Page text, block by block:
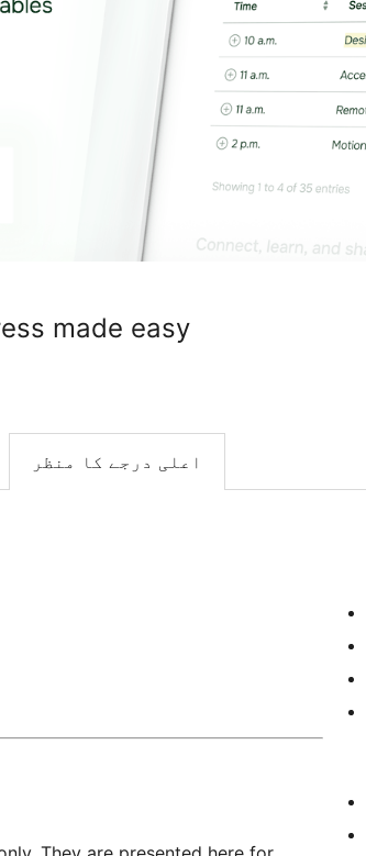
made easy
اعلی درجے کا منظر